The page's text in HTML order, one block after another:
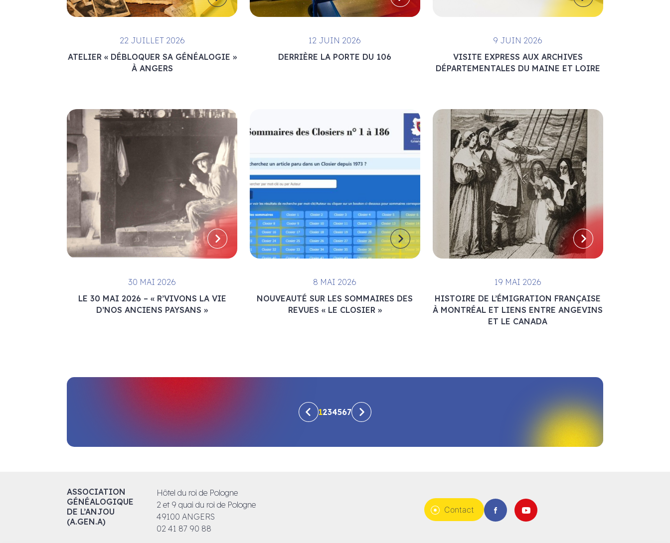
22 JUILLET 2026
ATELIER « DÉBLOQUER SA GÉNÉALOGIE »
À ANGERS
12 JUIN 2026
DERRIÈRE LA PORTE DU 106
9 JUIN 2026
VISITE EXPRESS AUX ARCHIVES
DÉPARTEMENTALES DU MAINE ET LOIRE
30 MAI 2026
LE 30 MAI 2026 – « R’VIVONS LA VIE
D’NOS ANCIENS PAYSANS »
8 MAI 2026
NOUVEAUTÉ SUR LES SOMMAIRES DES
REVUES « LE CLOSIER »
19 MAI 2026
HISTOIRE DE L’ÉMIGRATION FRANÇAISE
À MONTRÉAL ET LIENS ENTRE ANGEVINS
ET LE CANADA
1234567
ASSOCIATION
GÉNÉALOGIQUE
DE L’ANJOU
(A.GEN.A)
Hôtel du roi de Pologne
2 et 9 quai du roi de Pologne
49100 ANGERS
02 41 87 90 88
Contact FacebookYoutube